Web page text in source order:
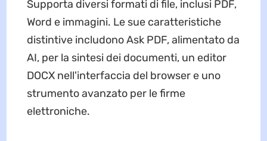
Supporta diversi formati di file, inclusi PDF,
Word e immagini. Le sue caratteristiche
distintive includono Ask PDF, alimentato da
AI, per la sintesi dei documenti, un editor
DOCX nell'interfaccia del browser e uno
strumento avanzato per le firme
elettroniche.